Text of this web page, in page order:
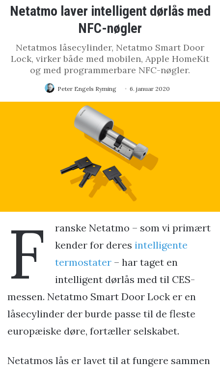
Netatmo laver intelligent dørlås med
NFC-nøgler
Netatmos låsecylinder, Netatmo Smart Door
Lock, virker både med mobilen, Apple HomeKit
og med programmerbare NFC-nøgler.
Peter Engels Ryming 6. januar 2020
F
ranske Netatmo – som vi primært
kender for deres intelligente
termostater – har taget en
intelligent dørlås med til CES-
messen. Netatmo Smart Door Lock er en
låsecylinder der burde passe til de fleste
europæiske døre, fortæller selskabet.
Netatmos lås er lavet til at fungere sammen